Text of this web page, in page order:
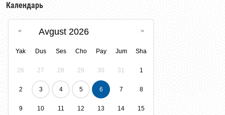
Календарь
Avgust 2026
Yak Dus Ses Cho Pay Jum Sha
26 27 28 29 30 31 1
2 3 4 5 6 7 8
9 10 11 12 13 14 15